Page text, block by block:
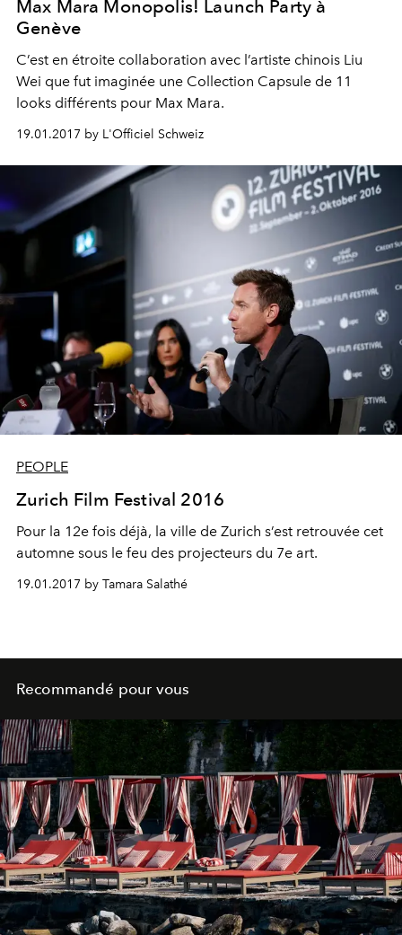
Max Mara Monopolis! Launch Party à
Genève
C’est en étroite collaboration avec l’artiste chinois Liu
Wei que fut imaginée une Collection Capsule de 11
looks différents pour Max Mara.
19.01.2017 by L'Officiel Schweiz
PEOPLE
Zurich Film Festival 2016
Pour la 12e fois déjà, la ville de Zurich s’est retrouvée cet
automne sous le feu des projecteurs du 7e art.
19.01.2017 by Tamara Salathé
Recommandé pour vous